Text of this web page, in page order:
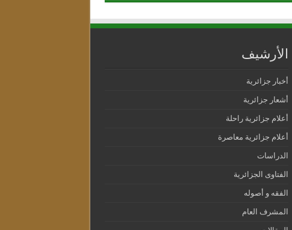
الأرشيف
أخبار جزائرية
أشعار جزائرية
أعلام جزائرية راحلة
أعلام جزائرية معاصرة
الدراسات
الفتاوى الجزائرية
الفقه و أصوله
المشرف العام